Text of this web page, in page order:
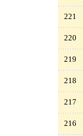
221
220
219
218
217
216